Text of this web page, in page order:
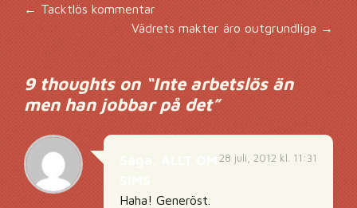
Inläggsnavigering
← Tacktlös kommentar
Vädrets makter äro outgrundliga→
9 thoughts on “Inte arbetslös än
men han jobbar på det”
28 juli, 2012 kl. 11:31
Haha! Generöst.